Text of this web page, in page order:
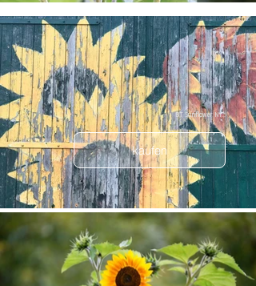
BT Sunflower Nr.:
kaufen